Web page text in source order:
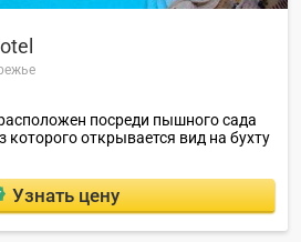
посреди пышного сада
открывается вид на бухту
Узнать цену